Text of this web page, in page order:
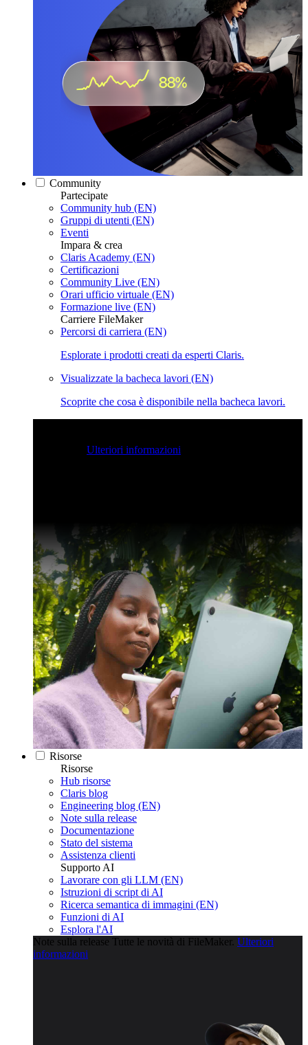
Community
Partecipate
Community hub (EN)
Gruppi di utenti (EN)
Eventi
Impara & crea
Claris Academy (EN)
Certificazioni
Community Live (EN)
Orari ufficio virtuale (EN)
Formazione live (EN)
Carriere FileMaker
Percorsi di carriera (EN)
Esplorate i prodotti creati da esperti Claris.
Visualizzate la bacheca lavori (EN)
Scoprite che cosa è disponibile nella bacheca lavori.
Ulteriori informazioni
Risorse
Risorse
Hub risorse
Claris blog
Engineering blog (EN)
Note sulla release
Documentazione
Stato del sistema
Assistenza clienti
Supporto AI
Lavorare con gli LLM (EN)
Istruzioni di script di AI
Ricerca semantica di immagini (EN)
Funzioni di AI
Esplora l'AI
Note sulla release Tutte le novità di FileMaker. Ulteriori
informazioni